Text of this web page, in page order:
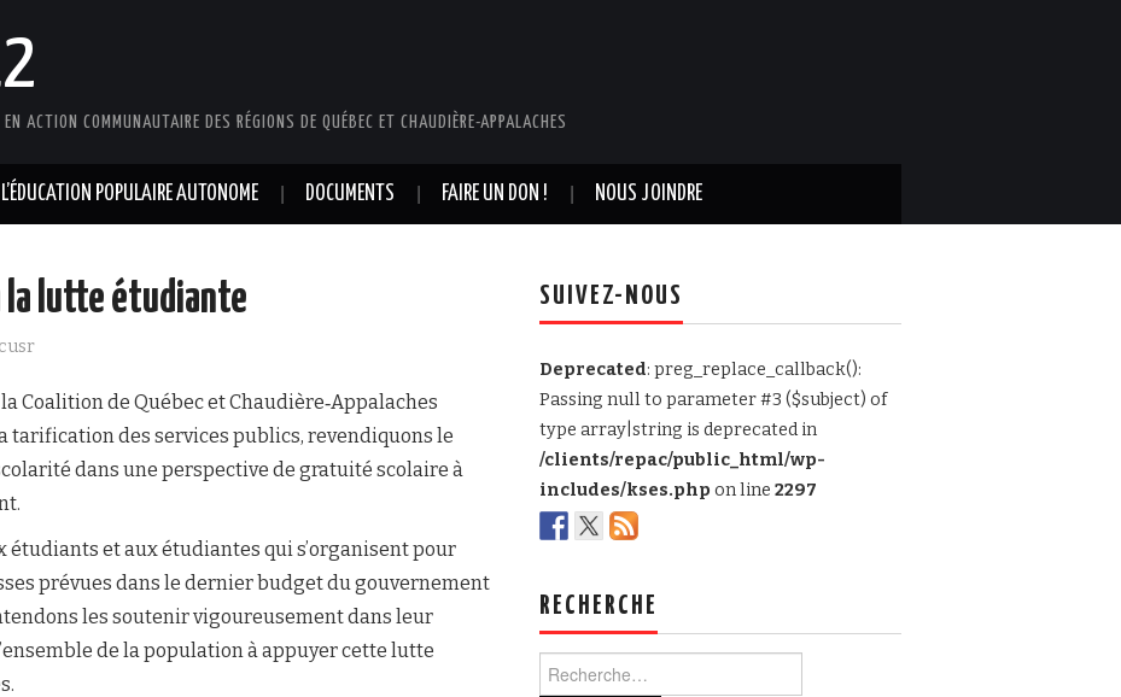
ACTION COMMUNAUTAIRE DES RÉGIONS DE QUÉBEC ET CHAUDIÈRE-APPALACHES
L’ÉDUCATION POPULAIRE AUTONOME DOCUMENTS FAIRE UN DON ! NOUS JOINDRE
la lutte étudiante
Coalition de Québec et Chaudière‐Appalaches
tarification des services publics, revendiquons le
dans une perspective de gratuité scolaire à
étudiants et aux étudiantes qui s’organisent pour
prévues dans le dernier budget du gouvernement
les soutenir vigoureusement dans leur
de la population à appuyer cette lutte
SUIVEZ-NOUS
Deprecated: preg_replace_callback():
Passing null to parameter #3 ($subject) of
type array|string is deprecated in
/clients/repac/public_html/wp-
includes/kses.php on line 2297
RECHERCHE